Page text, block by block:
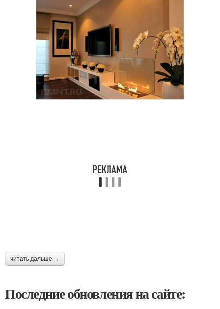
читать дальше →
Последние обновления на сайте: